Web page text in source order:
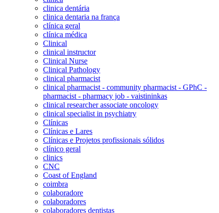
clinica dentária
clinica dentaria na frança
clínica geral
clínica médica
Clinical
clinical instructor
Clinical Nurse
Clinical Pathology
clinical pharmacist
clinical pharmacist - community pharmacist - GPhC -
pharmacist - pharmacy job - vaistininkas
clinical researcher associate oncology
clinical specialist in psychiatry
Clínicas
Clínicas e Lares
Clínicas e Projetos profissionais sólidos
clínico geral
clinics
CNC
Coast of England
coimbra
colaboradore
colaboradores
colaboradores dentistas